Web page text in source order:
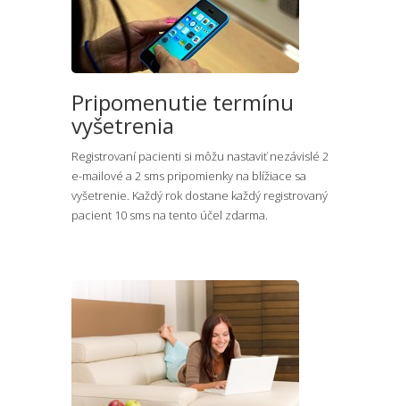
Pripomenutie termínu
vyšetrenia
Registrovaní pacienti si môžu nastaviť nezávislé 2
e-mailové a 2 sms pripomienky na blížiace sa
vyšetrenie. Každý rok dostane každý registrovaný
pacient 10 sms na tento účel zdarma.